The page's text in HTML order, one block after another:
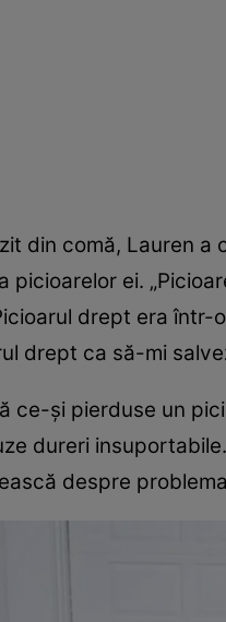
din comă, Lauren
picioarelor ei.
drept era
drept ca să-mi
ce-și pierduse un
dureri
despre